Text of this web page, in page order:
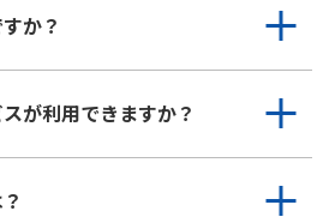
か？
が利用できますか？